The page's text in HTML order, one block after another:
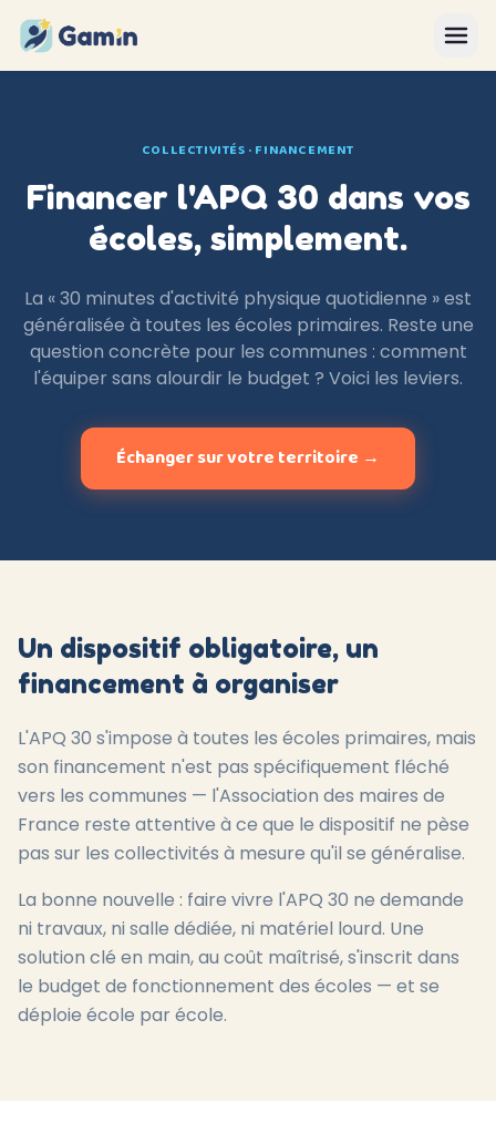
Aller au contenu
COLLECTIVITÉS · FINANCEMENT
Financer l'APQ 30 dans vos
écoles, simplement.
La « 30 minutes d'activité physique quotidienne » est
généralisée à toutes les écoles primaires. Reste une
question concrète pour les communes : comment
l'équiper sans alourdir le budget ? Voici les leviers.
Échanger sur votre territoire →
Un dispositif obligatoire, un
financement à organiser
L'APQ 30 s'impose à toutes les écoles primaires, mais
son financement n'est pas spécifiquement fléché
vers les communes — l'Association des maires de
France reste attentive à ce que le dispositif ne pèse
pas sur les collectivités à mesure qu'il se généralise.
La bonne nouvelle : faire vivre l'APQ 30 ne demande
ni travaux, ni salle dédiée, ni matériel lourd. Une
solution clé en main, au coût maîtrisé, s'inscrit dans
le budget de fonctionnement des écoles — et se
déploie école par école.